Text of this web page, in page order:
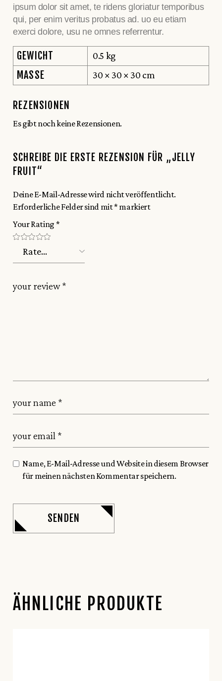
ipsum dolor sit amet, te ridens gloriatur temporibus
qui, per enim veritus probatus ad. uo eu etiam
exerci dolore, usu ne omnes referrentur.
GEWICHT 0.5 kg
MASSE 30 × 30 × 30 cm
REZENSIONEN
Es gibt noch keine Rezensionen.
SCHREIBE DIE ERSTE REZENSION FÜR „JELLY
FRUIT“
Deine E-Mail-Adresse wird nicht veröffentlicht.
Erforderliche Felder sind mit* markiert
Your Rating *
Name, E-Mail-Adresse und Website in diesem Browser
für meinen nächsten Kommentar speichern.
SENDEN
ÄHNLICHE PRODUKTE